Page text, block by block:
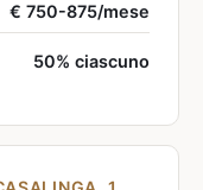
€ 750-875/mese
50% ciascuno